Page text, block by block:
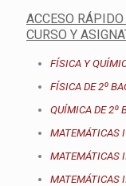
ACCESO
CURSO Y
FÍSICA Y
FÍSICA DE 2º
QUÍMICA DE 2º
MATEMÁTICAS
MATEMÁTICAS
MATEMÁTICAS